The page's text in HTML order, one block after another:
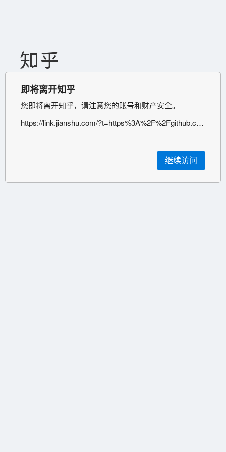
即将离开知乎
您即将离开知乎，请注意您的账号和财产安全。
https://link.jianshu.com/?t=https%3A%2F%2Fgithub.com%2Fcobrateam%2Fsplinter
继续访问